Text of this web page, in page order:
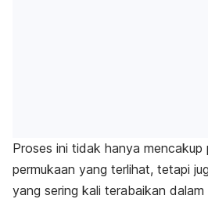
Proses ini tidak hanya mencakup
permukaan yang terlihat, tetapi
yang sering kali terabaikan